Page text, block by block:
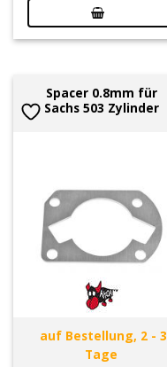
Spacer 0.8mm für
Sachs 503 Zylinder
auf Bestellung, 2 - 3
Tage